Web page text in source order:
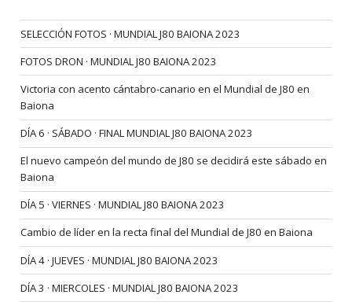
SELECCIÓN FOTOS · MUNDIAL J80 BAIONA 2023
FOTOS DRON · MUNDIAL J80 BAIONA 2023
Victoria con acento cántabro-canario en el Mundial de J80 en
Baiona
DÍA 6 · SÁBADO · FINAL MUNDIAL J80 BAIONA 2023
El nuevo campeón del mundo de J80 se decidirá este sábado en
Baiona
DÍA 5 · VIERNES · MUNDIAL J80 BAIONA 2023
Cambio de líder en la recta final del Mundial de J80 en Baiona
DÍA 4 · JUEVES · MUNDIAL J80 BAIONA 2023
DÍA 3 · MIERCOLES · MUNDIAL J80 BAIONA 2023